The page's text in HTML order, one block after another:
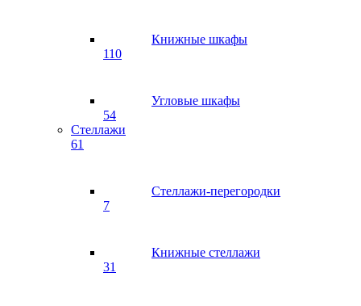
Книжные шкафы
110
Угловые шкафы
54
Стеллажи
61
Стеллажи-перегородки
7
Книжные стеллажи
31